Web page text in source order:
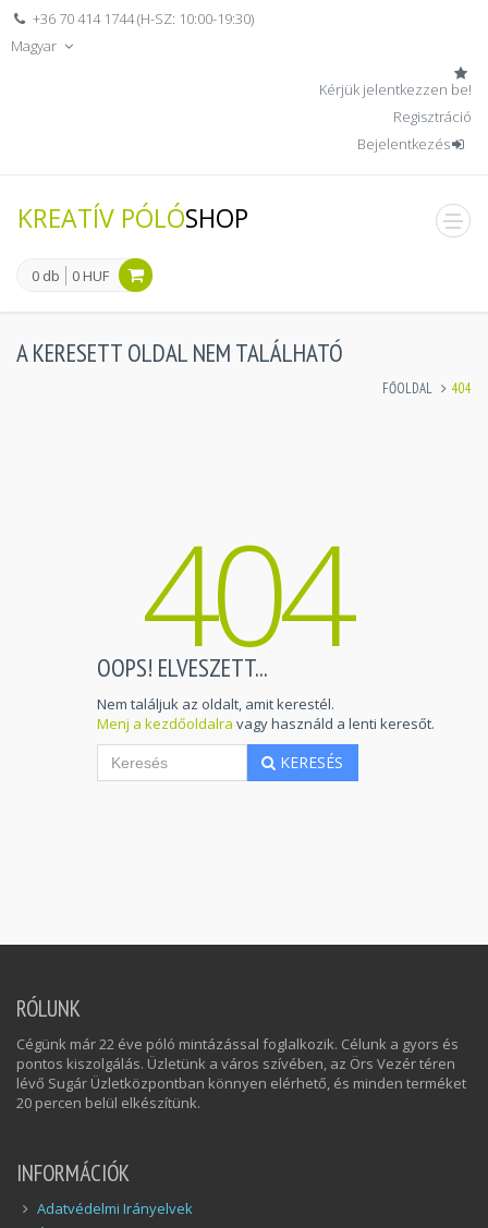
+36 70 414 1744 (H-SZ: 10:00-19:30)
Magyar
Kérjük jelentkezzen be!
Regisztráció
Bejelentkezés
KREATÍV PÓLÓSHOP
0 db 0 HUF
A KERESETT OLDAL NEM TALÁLHATÓ
FŐOLDAL 404
404
OOPS! ELVESZETT...
Nem találjuk az oldalt, amit kerestél.
Menj a kezdőoldalra vagy használd a lenti keresőt.
KERESÉS
RÓLUNK
Cégünk már 22 éve póló mintázással foglalkozik. Célunk a gyors és
pontos kiszolgálás. Üzletünk a város szívében, az Örs Vezér téren
lévő Sugár Üzletközpontban könnyen elérhető, és minden terméket
20 percen belül elkészítünk.
INFORMÁCIÓK
Adatvédelmi Irányelvek